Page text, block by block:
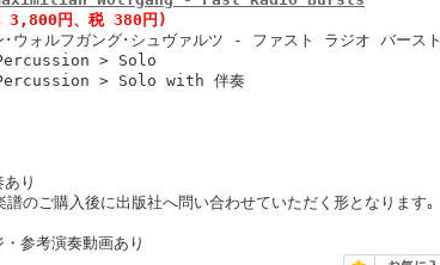
3,800円、税 380円)
･ウォルフガング･シュヴァルツ - ファスト ラジオ バースト
> Solo
> Solo with 伴奏
り
のご購入後に出版社へ問い合わせていただく形となります｡
参考演奏動画あり